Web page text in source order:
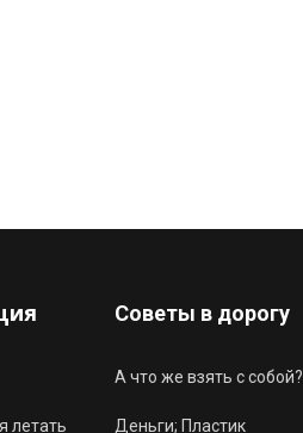
летать
Советы в дорогу
А что же взять с собой?
Деньги; Пластик